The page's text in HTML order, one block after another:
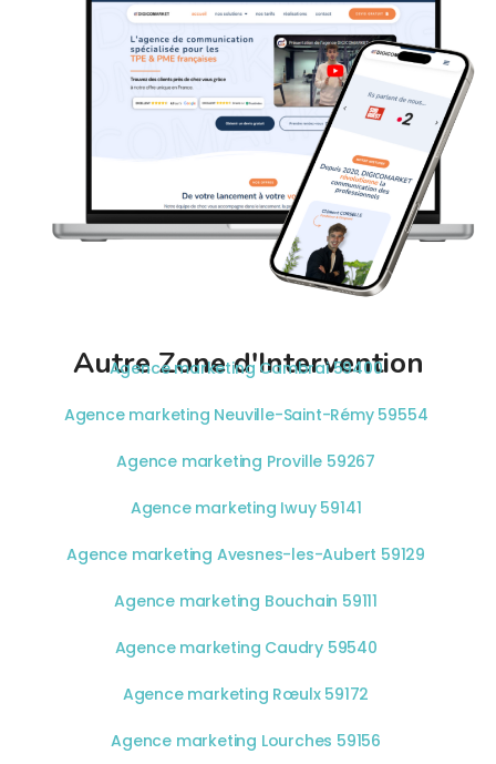
Autre Zone d'Intervention
Agence marketing Cambrai 59400
Agence marketing Neuville-Saint-Rémy 59554
Agence marketing Proville 59267
Agence marketing Iwuy 59141
Agence marketing Avesnes-les-Aubert 59129
Agence marketing Bouchain 59111
Agence marketing Caudry 59540
Agence marketing Rœulx 59172
Agence marketing Lourches 59156